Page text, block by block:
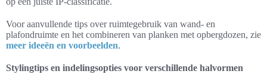
Voor aanvullende tips over ruimtegebruik van wand- en
plafondruimte en het combineren van planken met opbergdozen, zie
meer ideeën en voorbeelden.
Stylingtips en indelingsopties voor verschillende halvormen